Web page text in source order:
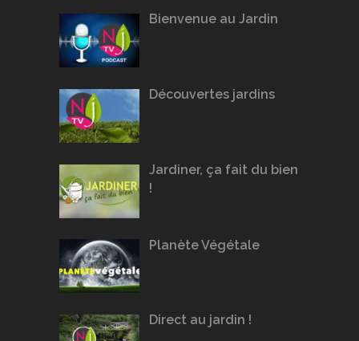
Bienvenue au Jardin
Découvertes jardins
Jardiner, ça fait du bien
!
Planète Végétale
Direct au jardin !